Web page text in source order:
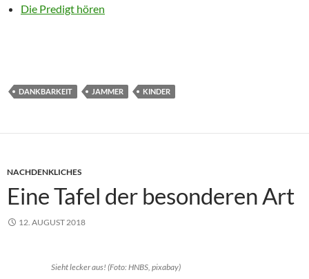
Die Predigt hören
DANKBARKEIT JAMMER KINDER
NACHDENKLICHES
Eine Tafel der besonderen Art
12. AUGUST 2018
Sieht lecker aus! (Foto: HNBS, pixabay)